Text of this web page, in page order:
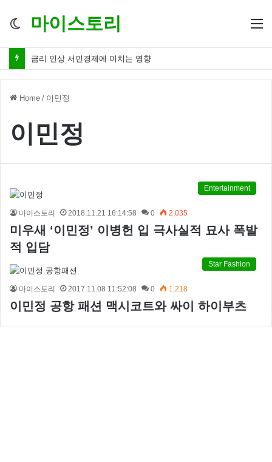
Switch
마이스토리
금리 인상 서민경제에 미치는 영향
Home / 이민정
이민정
Entertainment
마이스토리 2018.11.21 16:14:58 0 2,035
미우새 ‘이민정’ 이병헌 입 극사실적 묘사 폭발
적 입담
Star Fashion
마이스토리 2017.11.08 11:52:08 0 1,218
이민정 공항 패션 맥시코트와 싸이 하이부츠